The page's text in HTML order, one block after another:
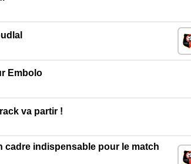
Embolo
va partir !
cadre indispensable pour le match